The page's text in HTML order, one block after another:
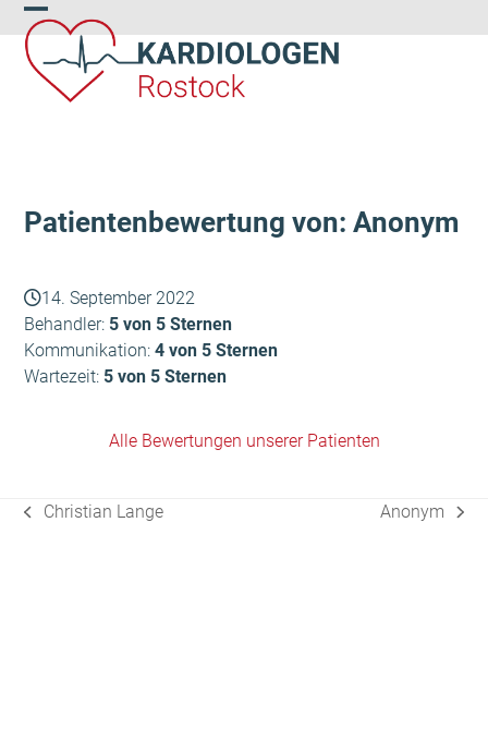
Skip
to
content
Open
mobile
menu
Close
mobile
menu
Patientenbewertung von: Anonym
14. September 2022
Behandler: 5 von 5 Sternen
Kommunikation:4 von 5 Sternen
Wartezeit: 5 von 5 Sternen
Alle Bewertungen unserer Patienten
vorheriger
Christian Lange
Nächster
Anonym